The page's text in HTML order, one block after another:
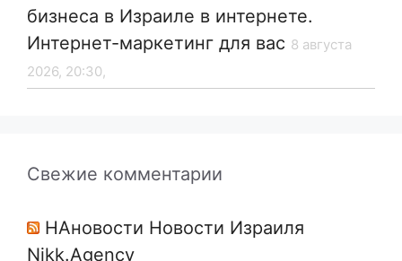
бизнеса в Израиле в интернете.
Интернет-маркетинг для вас 8 августа
2026, 20:30,
Свежие комментарии
НАновости Новости Израиля
Nikk.Agency